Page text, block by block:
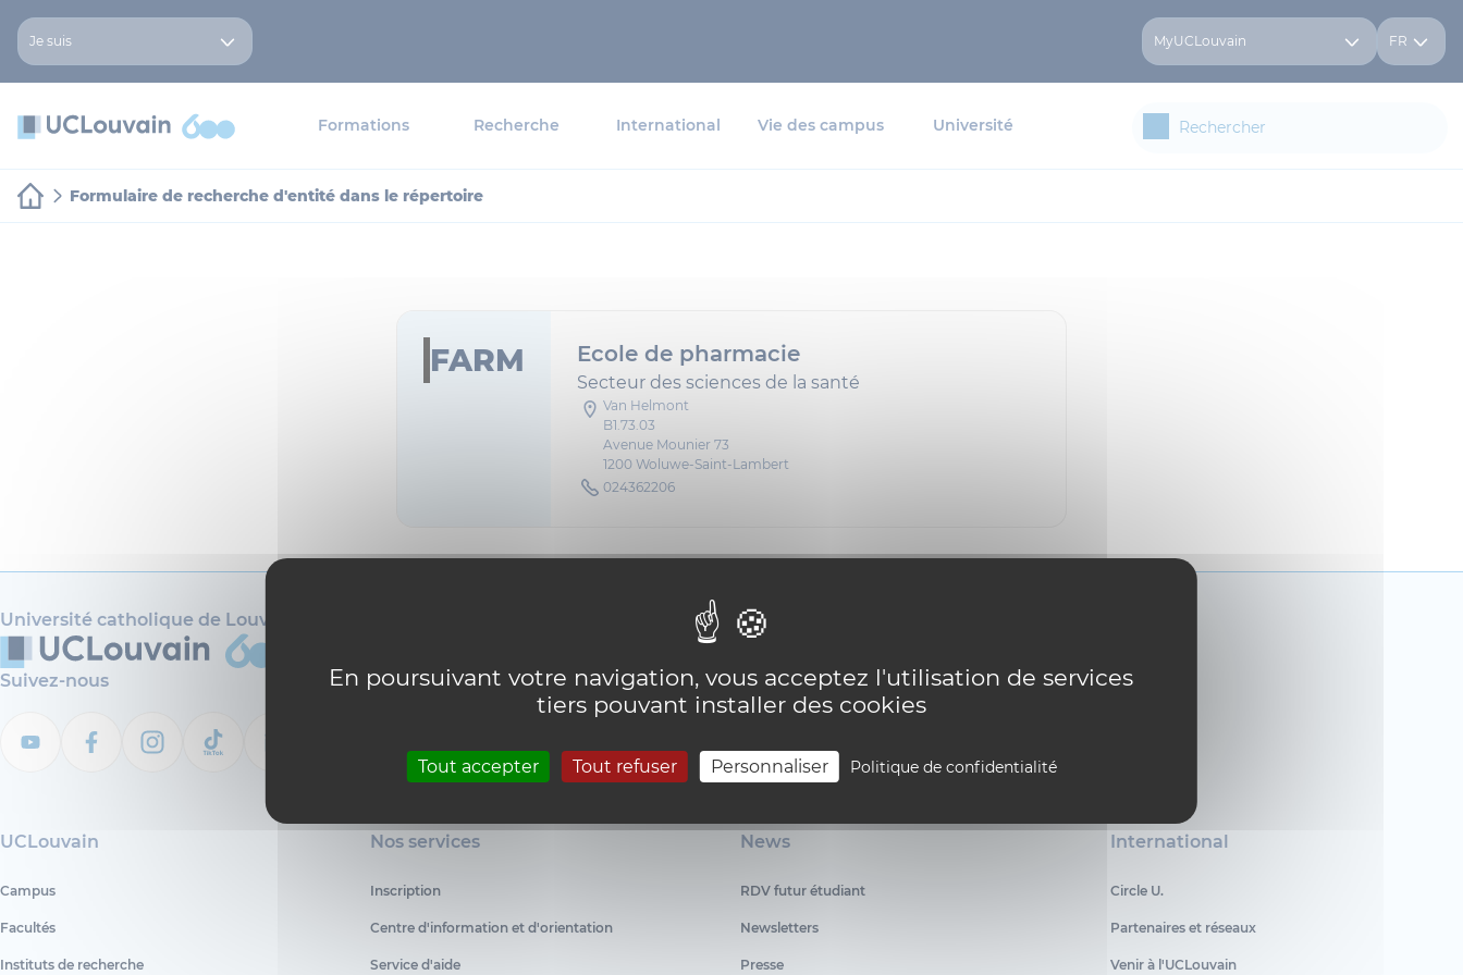
Panneau de gestion des cookies
En poursuivant votre navigation, vous acceptez l'utilisation de services
tiers pouvant installer des cookies
Tout accepter Tout refuser Personnaliser Politique de confidentialité
Je suis MyUCLouvain FR
Formations Recherche International Vie des campus Université
Formulaire de recherche d'entité dans le répertoire
FARM Ecole de pharmacie
Secteur des sciences de la santé
Van Helmont
B1.73.03
Avenue Mounier 73
1200 Woluwe-Saint-Lambert
024362206
Université catholique de Louvain
Suivez-nous
UCLouvain
Campus
Facultés
Instituts de recherche
Nos services
Inscription
Centre d'information et d'orientation
Service d'aide
News
RDV futur étudiant
Newsletters
Presse
International
Circle U.
Partenaires et réseaux
Venir à l'UCLouvain